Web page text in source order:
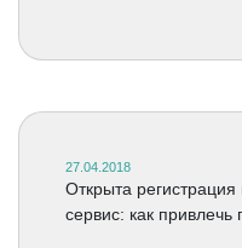
27.04.2018
Открыта
сервис: как привлечь